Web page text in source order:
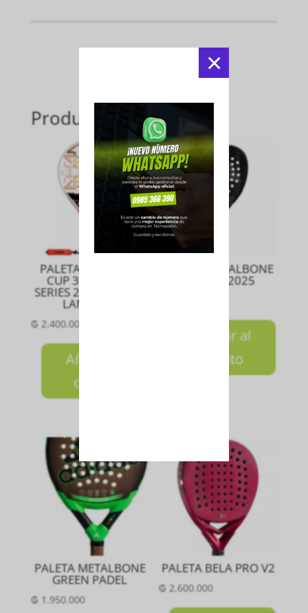
×
Productos relacionados
PALETA ML10 PRO
CUP 3K LUXURY
SERIES 2024 MIGUEL
LAMPERTI
₲2.400.000
Añadir al
carrito
PALETA METALBONE
HRD 3.4 2025
Añadir al
carrito
PALETA METALBONE
GREEN PADEL
₲1.950.000
PALETA BELA PRO V2
₲ 2.600.000